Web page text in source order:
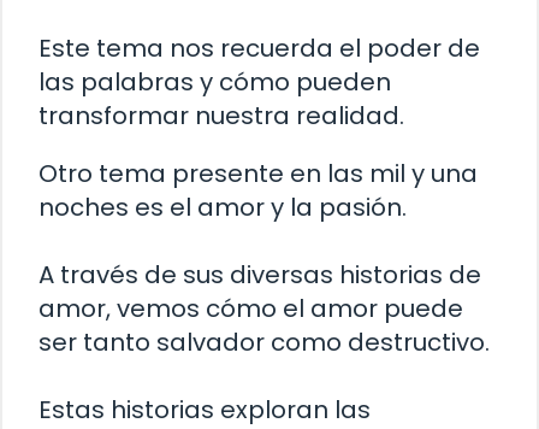
Este tema nos recuerda el poder de
las palabras y cómo pueden
transformar nuestra realidad.
Otro tema presente en las mil y una
noches es el amor y la pasión.
A través de sus diversas historias de
amor, vemos cómo el amor puede
ser tanto salvador como destructivo.
Estas historias exploran las